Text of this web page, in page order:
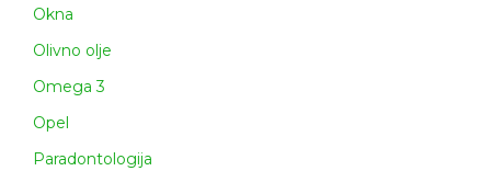
Okna
Olivno olje
Omega 3
Opel
Paradontologija